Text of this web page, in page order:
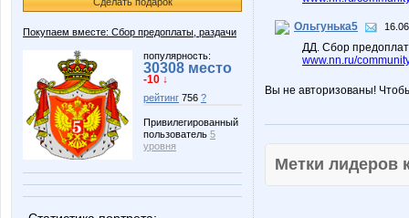
Покупаем вместе: Сбор предоплаты, раздачи
популярность:
30308 место
-10 ↓
рейтинг 756 ?
Привилегированный
пользователь 5
уровня
Ольгунька5
ДД. Сбор
www.nn.ru/
Вы не авторизованы!
Метки